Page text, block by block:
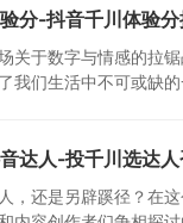
分-抖音千川体验
关于数字与情感的拉
我们生活中不可或缺
达人-投千川选达人
，还是另辟蹊径？在这